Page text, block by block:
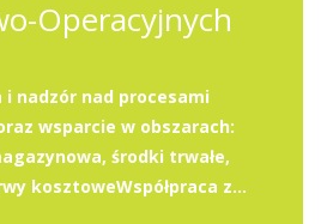
Operacyjnych
i nadzór nad procesami
wsparcie w obszarach:
środki trwałe,
kosztoweWspółpraca z...